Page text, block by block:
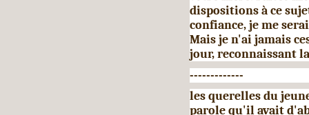
dispositions à ce
confiance, je me
Mais je n'ai jamais
jour, reconnaissant
-------------
les querelles du
parole qu'il avait